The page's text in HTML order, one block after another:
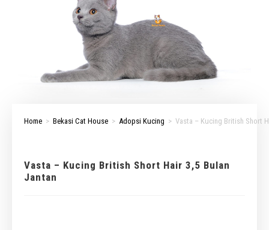
Home > Bekasi Cat House > Adopsi Kucing > Vasta – Kucing British Short
Vasta – Kucing British Short Hair 3,5 Bulan
Jantan